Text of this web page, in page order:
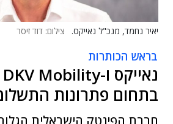
יאיר נחמד, מנכ"ל נאייקס. צילום: דוד זיסר
בראש הכותרות
בתחום פתרונות